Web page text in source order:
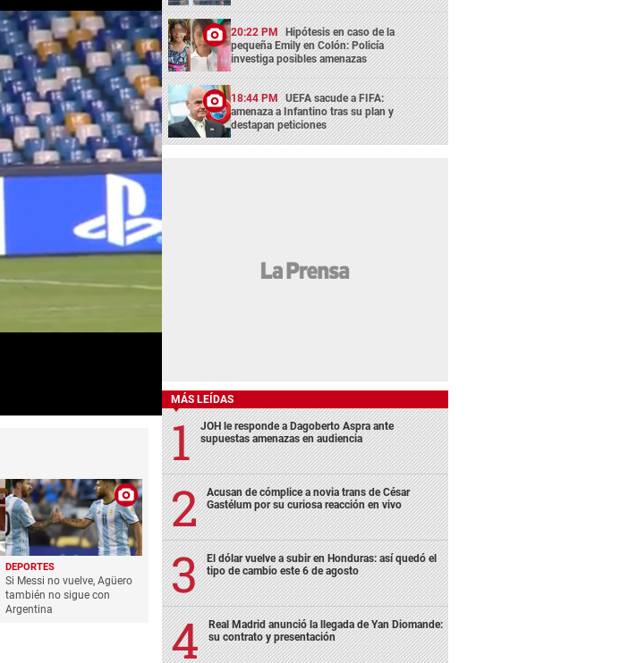
DEPORTES
Si Messi no vuelve, Agüero
también no sigue con
Argentina
20:22 PM Hipótesis en caso de la
pequeña Emily en Colón: Policía
investiga posibles amenazas
18:44 PM UEFA sacude a FIFA:
amenaza a Infantino tras su plan y
destapan peticiones
MÁS LEÍDAS
JOH le responde a Dagoberto Aspra ante
supuestas amenazas en audiencia
Acusan de cómplice a novia trans de César
Gastélum por su curiosa reacción en vivo
El dólar vuelve a subir en Honduras: así quedó el
tipo de cambio este 6 de agosto
Real Madrid anunció la llegada de Yan Diomande:
su contrato y presentación